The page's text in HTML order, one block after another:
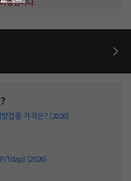
접종 가격은? (2026)
Tdap) (2026)